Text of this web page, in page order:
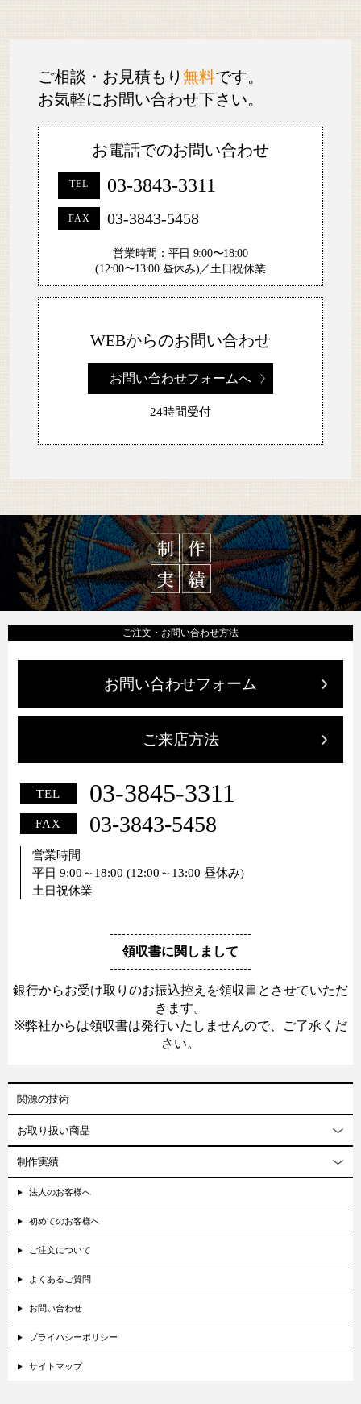
ご相談・お見積もり 無料です。
お気軽にお問い合わせ下さい。
お電話でのお問い合わせ
TEL 03-3843-3311
FAX 03-3843-5458
営業時間：平日 9:00〜18:00
(12:00〜13:00 昼休み)／土日祝休業
WEBからのお問い合わせ
お問い合わせフォームへ
24時間受付
ご注文・お問い合わせ方法
お問い合わせフォーム
ご来店方法
TEL 03-3845-3311
FAX 03-3843-5458
営業時間
平日 9:00～18:00 (12:00～13:00 昼休み)
土日祝休業
領収書に関しまして
銀行からお受け取りのお振込控えを領収書とさせていただ
きます。
※弊社からは領収書は発行いたしませんので、ご了承くだ
さい。
関源の技術
お取り扱い商品
制作実績
法人のお客様へ
初めてのお客様へ
ご注文について
よくあるご質問
お問い合わせ
プライバシーポリシー
サイトマップ